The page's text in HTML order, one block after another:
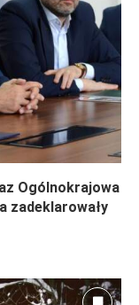
Ogólnokrajowa
zadeklarowały